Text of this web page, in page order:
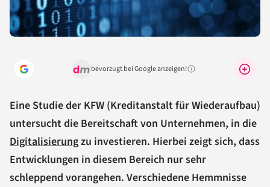
bevorzugt bei Google anzeigen!Warum lohnt sich das?
Eine Studie der KFW (Kreditanstalt für Wiederaufbau)
untersucht die Bereitschaft von Unternehmen, in die
Digitalisierungzu investieren. Hierbei zeigt sich, dass
Entwicklungen in diesem Bereich nur sehr
schleppend vorangehen. Verschiedene Hemmnisse